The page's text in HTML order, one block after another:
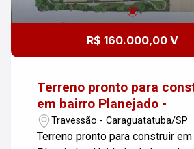
R$ 160.000,00 V
Terreno pronto para
em bairro Planejado -
Travessão - Caraguatatuba/SP
Terreno pronto para construir